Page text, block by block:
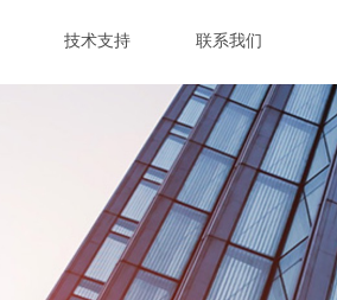
技术支持 联系我们